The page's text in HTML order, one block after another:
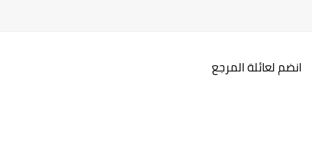
انضم لعائلة المرجع